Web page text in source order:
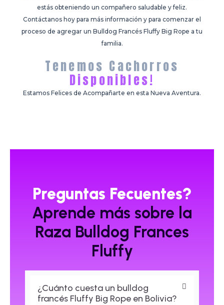
estás obteniendo un compañero saludable y feliz.
Contáctanos hoy para más información y para comenzar el
proceso de agregar un Bulldog Francés Fluffy Big Rope a tu
familia.
Tenemos Cachorros
Disponibles!
Estamos Felices de Acompañarte en esta Nueva Aventura.
Preguntas Fecuentes?
Aprende más sobre la
Raza Bulldog Frances
Fluffy
¿Cuánto cuesta un bulldog
francés Fluffy Big Rope en Bolivia?